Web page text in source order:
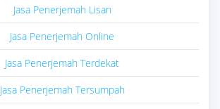
Jasa Penerjemah Lisan
Jasa Penerjemah Online
Jasa Penerjemah Terdekat
Jasa Penerjemah Tersumpah